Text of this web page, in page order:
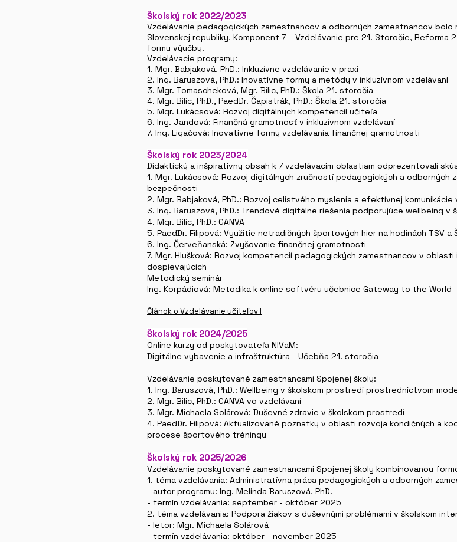
Školský rok 2022/2023
Vzdelávanie pedagogických zamestnancov a odborných zamestnancov bolo
Slovenskej republiky, Komponent 7 – Vzdelávanie pre 21. Storočie, Reforma
formu výučby.
Vzdelávacie programy:
1. Mgr. Babjaková, PhD.: Inkluzívne vzdelávanie v praxi
2. Ing. Baruszová, PhD.: Inovatívne formy a metódy v inkluzívnom vzdelávaní
3. Mgr. Tomascheková, Mgr. Bilic, PhD.: Škola 21. storočia
4. Mgr. Bilic, PhD., PaedDr. Čapistrák, PhD.: Škola 21. storočia
5. Mgr. Lukácsová: Rozvoj digitálnych kompetencií učiteľa
6. Ing. Jandová: Finančná gramotnosť v inkluzívnom vzdelávaní
7. Ing. Ligačová: Inovatívne formy vzdelávania finančnej gramotnosti
Školský rok 2023/2024
Didaktický a inšpiratívny obsah k 7 vzdelávacím oblastiam odprezentovali
1. Mgr. Lukácsová: Rozvoj digitálnych zručností pedagogických a
bezpečnosti
2. Mgr. Babjaková, PhD.: Rozvoj celistvého myslenia a efektívnej
3. Ing. Baruszová, PhD.: Trendové digitálne riešenia podporujúce wellbeing v
4. Mgr. Bilic, PhD.: CANVA
5. PaedDr. Filipová: Využitie netradičných športových hier na hodinách TSV a
6. Ing. Červeňanská: Zvyšovanie finančnej gramotnosti
7. Mgr. Hlušková: Rozvoj kompetencií pedagogických zamestnancov v
dospievajúcich
Metodický seminár
Ing. Korpádiová: Metodika k online softvéru učebnice Gateway to the World
Článok o Vzdelávanie učiteľov I
Školský rok 2024/2025
Online kurzy od poskytovateľa NIVaM:
Digitálne vybavenie a infraštruktúra - Učebňa 21. storočia
Vzdelávanie poskytované zamestnancami Spojenej školy:
1. Ing. Baruszová, PhD.: Wellbeing v školskom prostredí prostredníctvom
2. Mgr. Bilic, PhD.: CANVA vo vzdelávaní
3. Mgr. Michaela Solárová: Duševné zdravie v školskom prostredí
4. PaedDr. Filipová: Aktualizované poznatky v oblasti rozvoja kondičných a
procese športového tréningu
Školský rok 2025/2026
Vzdelávanie poskytované zamestnancami Spojenej školy kombinovanou
1. téma vzdelávania: Administratívna práca pedagogických a odborných
- autor programu: Ing. Melinda Baruszová, PhD.
- termín vzdelávania: september - október 2025
2. téma vzdelávania: Podpora žiakov s duševnými problémami v školskom
- letor: Mgr. Michaela Solárová
- termín vzdelávania: október - november 2025